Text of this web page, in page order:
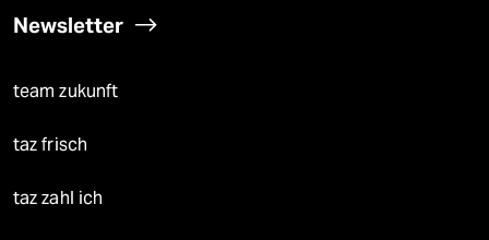
Newsletter
team zukunft
taz frisch
taz zahl ich